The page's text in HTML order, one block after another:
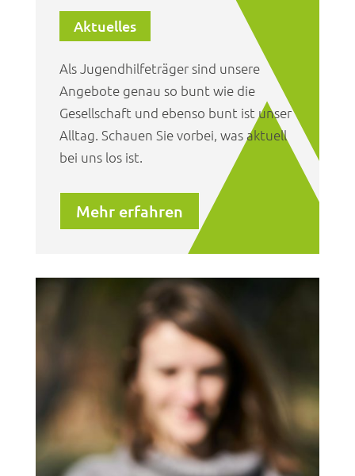
Aktuelles
Als Jugendhilfeträger sind unsere
Angebote genau so bunt wie die
Gesellschaft und ebenso bunt ist unser
Alltag. Schauen Sie vorbei, was aktuell
bei uns los ist.
Mehr erfahren